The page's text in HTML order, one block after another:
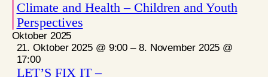
Climate and Health – Children and Youth
Perspectives
Oktober 2025
21. Oktober 2025 @ 9:00 – 8. November 2025 @
17:00
LET’S FIX IT –